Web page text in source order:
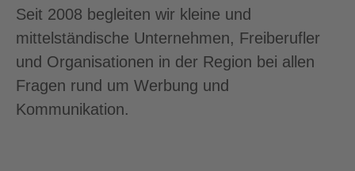
Seit 2008 begleiten wir kleine und
mittelständische Unternehmen, Freiberufler
und Organisationen in der Region bei allen
Fragen rund um Werbung und
Kommunikation.